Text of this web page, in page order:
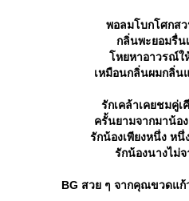
พอลมโบกโศกส
กลิ่นพะยอมรื่น
หยหาอาวรณ์ใ
เหมือนกลิ่นผมกลิ่น
รักเคล้าเคยชมคู่เ
ครั้นยามจากมาน้อ
รักน้องเพียงหนึ่ง หนึ่
รักน้องนางไม่จ
BG สวย ๆ จากคุณขวดแก้